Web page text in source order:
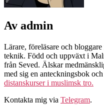
Av admin
Lärare, föreläsare och
teknik. Född och uppväxt i
från Seved. Älskar
med sig en anteckningsbok och
distanskurser i muslimsk tro.
Kontakta mig via Telegram.